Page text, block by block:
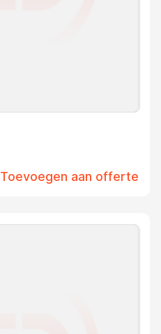
Toevoegen aan offerte